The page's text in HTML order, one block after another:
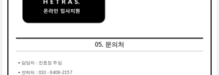
05. 문의처
담당자 : 진효정 주임
연락처 : 010 - 9409-2157